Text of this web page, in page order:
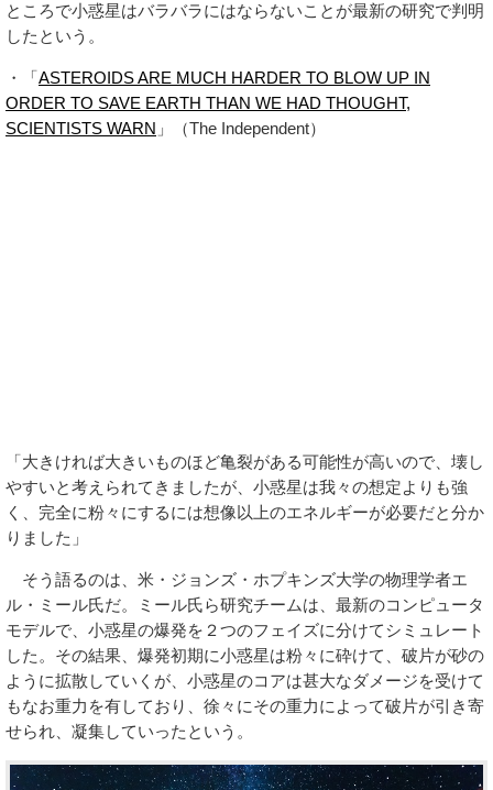
ところで小惑星はバラバラにはならないことが最新の研究で判明
したという。
・「ASTEROIDS ARE MUCH HARDER TO BLOW UP IN
ORDER TO SAVE EARTH THAN WE HAD THOUGHT,
SCIENTISTS WARN 」（The Independent）
「大きければ大きいものほど亀裂がある可能性が高いので、壊し
やすいと考えられてきましたが、小惑星は我々の想定よりも強
く、完全に粉々にするには想像以上のエネルギーが必要だと分か
りました」
そう語るのは、米・ジョンズ・ホプキンズ大学の物理学者エ
ル・ミール氏だ。ミール氏ら研究チームは、最新のコンピュータ
モデルで、小惑星の爆発を２つのフェイズに分けてシミュレート
した。その結果、爆発初期に小惑星は粉々に砕けて、破片が砂の
ように拡散していくが、小惑星のコアは甚大なダメージを受けて
もなお重力を有しており、徐々にその重力によって破片が引き寄
せられ、凝集していったという。